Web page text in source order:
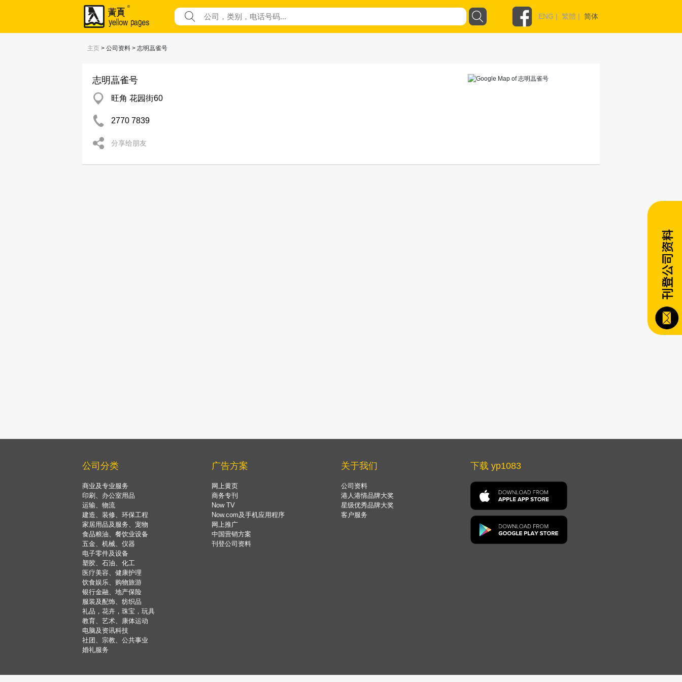
ENG | 繁體 | 简体
主页 > 公司资料 > 志明蕌雀号
志明蕌雀号
旺角 花园街60
2770 7839
分享给朋友
公司分类
商业及专业服务
印刷、办公室用品
运输、物流
建造、装修、环保工程
家居用品及服务、宠物
食品粮油、餐饮业设备
五金、机械、仪器
电子零件及设备
塑胶、石油、化工
医疗美容、健康护理
饮食娱乐、购物旅游
银行金融、地产保险
服装及配饰、纺织品
礼品，花卉，珠宝，玩具
教育、艺术、康体运动
电脑及资讯科技
社团、宗教、公共事业
婚礼服务
广告方案
网上黄页
商务专刊
Now TV
Now.com及手机应用程序
网上推广
中国营销方案
刊登公司资料
关于我们
公司资料
港人港情品牌大奖
星级优秀品牌大奖
客户服务
下载 yp1083